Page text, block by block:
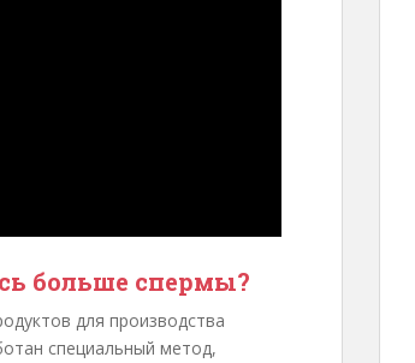
больше спермы?
для производства
специальный метод,